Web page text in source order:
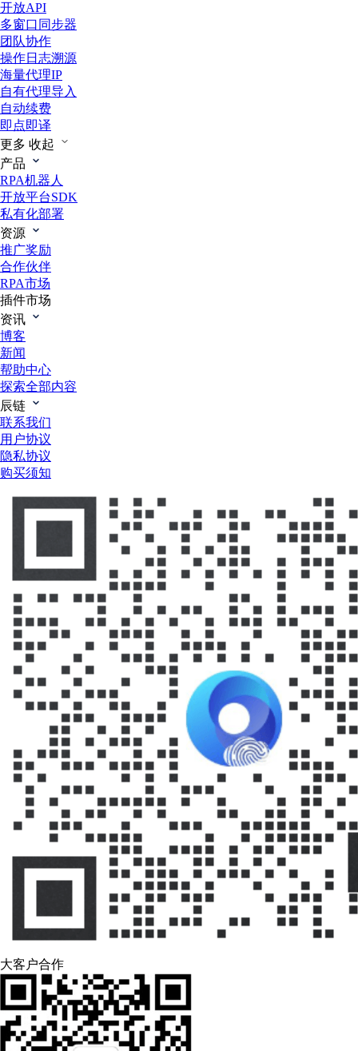
开放API
多窗口同步器
团队协作
操作日志溯源
海量代理IP
自有代理导入
自动续费
即点即译
更多 收起
产品
RPA机器人
开放平台SDK
私有化部署
资源
推广奖励
合作伙伴
RPA市场
插件市场
资讯
博客
新闻
帮助中心
探索全部内容
辰链
联系我们
用户协议
隐私协议
购买须知
大客户合作